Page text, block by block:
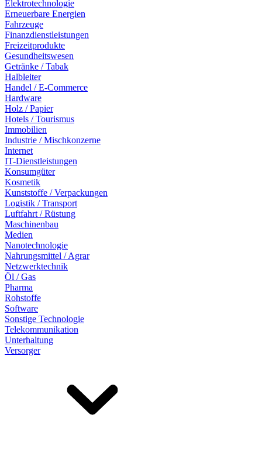
Elektrotechnologie
Erneuerbare Energien
Fahrzeuge
Finanzdienstleistungen
Freizeitprodukte
Gesundheitswesen
Getränke / Tabak
Halbleiter
Handel / E-Commerce
Hardware
Holz / Papier
Hotels / Tourismus
Immobilien
Industrie / Mischkonzerne
Internet
IT-Dienstleistungen
Konsumgüter
Kosmetik
Kunststoffe / Verpackungen
Logistik / Transport
Luftfahrt / Rüstung
Maschinenbau
Medien
Nanotechnologie
Nahrungsmittel / Agrar
Netzwerktechnik
Öl / Gas
Pharma
Rohstoffe
Software
Sonstige Technologie
Telekommunikation
Unterhaltung
Versorger